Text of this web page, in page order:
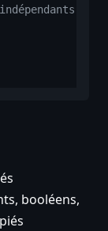
booléens,